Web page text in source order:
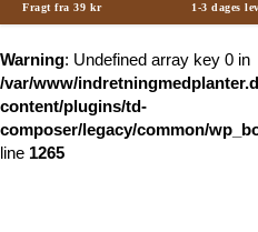
Fragt fra 39 kr 1-3 dages
Warning: Undefined array key 0 in
/var/www/
content/plugins/td-
composer/legacy/common/
line 1265